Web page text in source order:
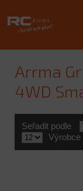
Arrma
4WD
Seřadit podle
Výrobce